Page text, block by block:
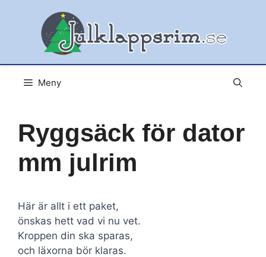
Meny
Ryggsäck för dator
mm julrim
Här är allt i ett paket,
önskas hett vad vi nu vet.
Kroppen din ska sparas,
och läxorna bör klaras.